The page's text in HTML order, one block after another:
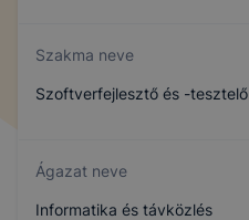
Szakma neve
Szoftverfejlesztő és -tesztelő
Ágazat neve
Informatika és távközlés